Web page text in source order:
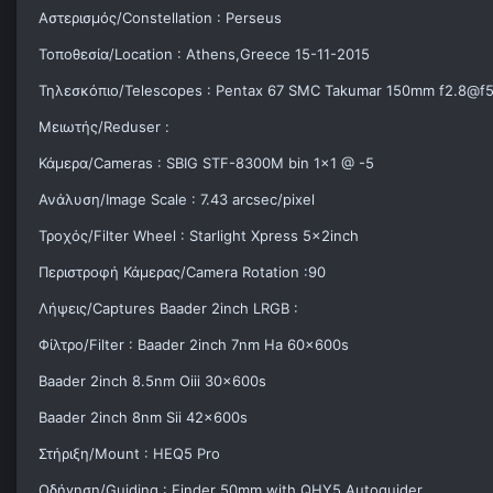
Αστερισμός/Constellation : Perseus
Τοποθεσία/Location : Athens,Greece 15-11-2015
Τηλεσκόπιο/Telescopes : Pentax 67 SMC Takumar 150mm
Μειωτής/Reduser :
Κάμερα/Cameras : SBIG STF-8300M bin 1x1 @ -5
Ανάλυση/Image Scale : 7.43 arcsec/pixel
Τροχός/Filter Wheel : Starlight Xpress 5x2inch
Περιστροφή Κάμερας/Camera Rotation :90
Λήψεις/Captures Baader 2inch LRGB :
Φίλτρο/Filter : Baader 2inch 7nm Ha 60x600s
Baader 2inch 8.5nm Oiii 30x600s
Baader 2inch 8nm Sii 42x600s
Στήριξη/Mount : HEQ5 Pro